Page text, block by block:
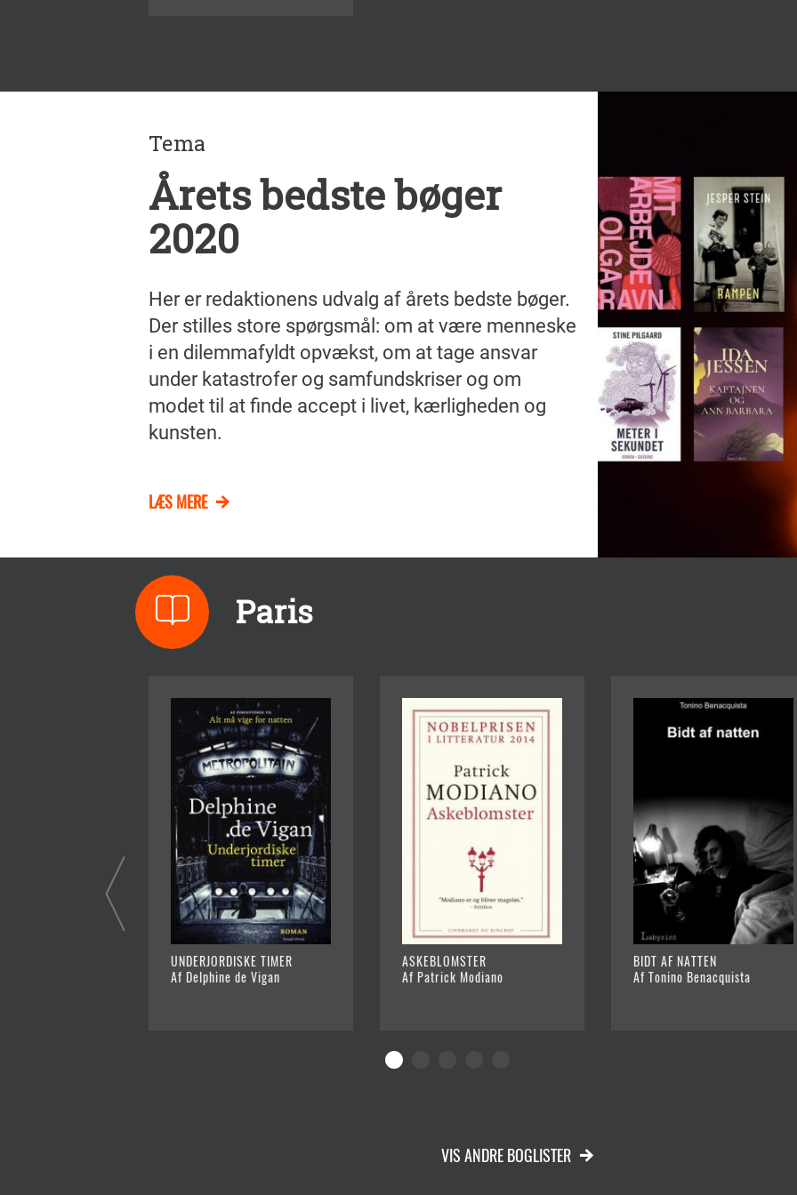
Tema
Årets bedste bøger
2020
Her er redaktionens udvalg af årets bedste bøger.
Der stilles store spørgsmål: om at være menneske
i en dilemmafyldt opvækst, om at tage ansvar
under katastrofer og samfundskriser og om
modet til at finde accept i livet, kærligheden og
kunsten.
LÆS MERE
Paris
UNDERJORDISKE TIMER
Af Delphine de Vigan
ASKEBLOMSTER
Af Patrick Modiano
BIDT AF NATTEN
Af Tonino Benacquista
VIS ANDRE BOGLISTER